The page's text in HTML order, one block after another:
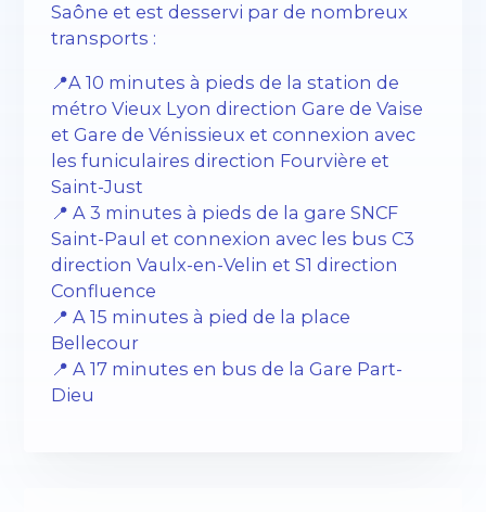
Saône et est desservi par de nombreux
transports :
📍A 10 minutes à pieds de la station de
métro Vieux Lyon direction Gare de Vaise
et Gare de Vénissieux et connexion avec
les funiculaires direction Fourvière et
Saint-Just
📍 A 3 minutes à pieds de la gare SNCF
Saint-Paul et connexion avec les bus C3
direction Vaulx-en-Velin et S1 direction
Confluence
📍 A 15 minutes à pied de la place
Bellecour
📍 A 17 minutes en bus de la Gare Part-
Dieu